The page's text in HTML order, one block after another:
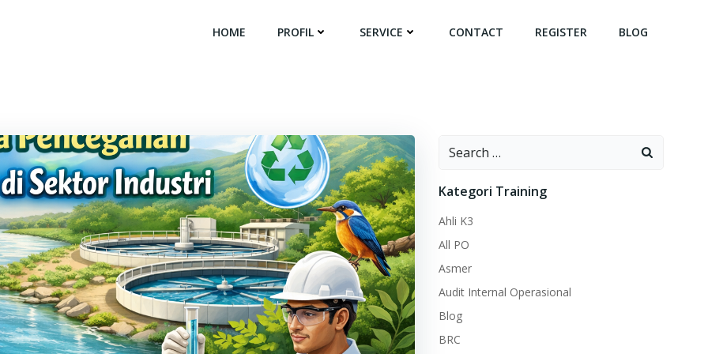
HOME PROFIL SERVICE CONTACT REGISTER BLOG
Search
Kategori Training
Ahli K3
All PO
Asmer
Audit Internal Operasional
Blog
BRC